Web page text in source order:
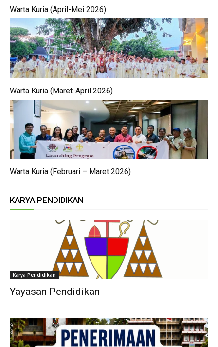
Warta Kuria (April-Mei 2026)
Warta Kuria (Maret-April 2026)
Warta Kuria (Februari – Maret 2026)
KARYA PENDIDIKAN
Karya Pendidikan
Yayasan Pendidikan